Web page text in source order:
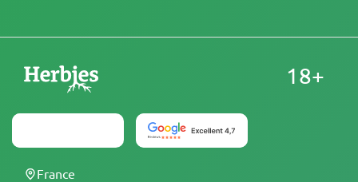
18+
France